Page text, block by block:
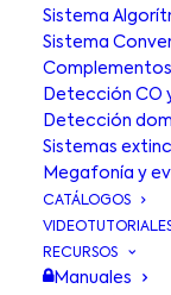
Sistema
Sistema
Complementos
Detección CO
Detección
Sistemas
Megafonía y
CATÁLOGOS
RECURSOS
Manuales